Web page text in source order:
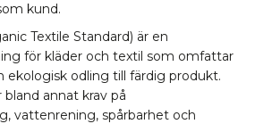
kund.
Textile Standard) är en
för kläder och textil som omfattar
ekologisk odling till färdig produkt.
annat krav på
vattenrening, spårbarhet och